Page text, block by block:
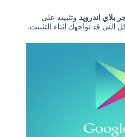
بلاي اندرويد وتثبيته على
قد تواجهك أثناء التثبيت.